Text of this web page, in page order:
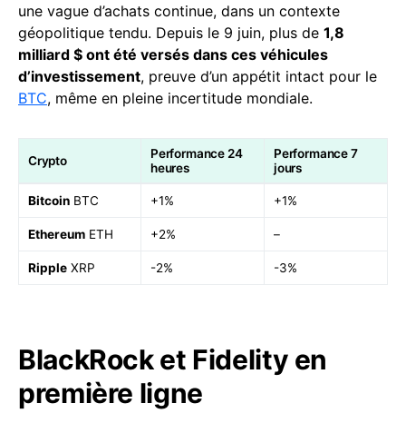
une vague d’achats continue, dans un contexte
géopolitique tendu. Depuis le 9 juin, plus de 1,8
milliard $ ont été versés dans ces véhicules
d’investissement, preuve d’un appétit intact pour le
BTC, même en pleine incertitude mondiale.
Crypto
Performance 24
heures
Performance 7
jours
Bitcoin BTC +1% +1%
Ethereum ETH +2% –
Ripple XRP -2% -3%
BlackRock et Fidelity en
première ligne